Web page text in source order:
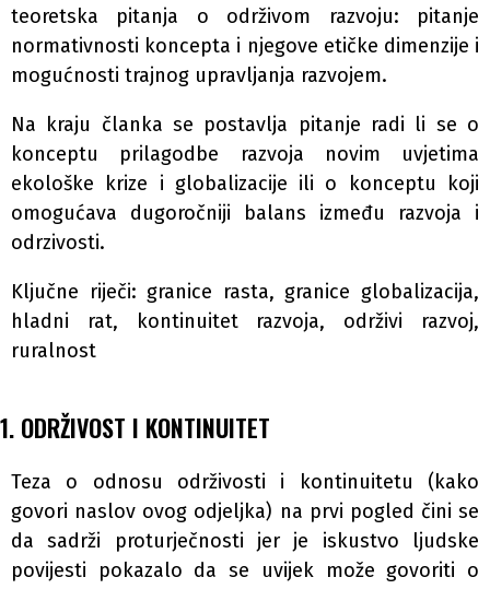
teoretska pitanja o održivom razvoju: pitanje
normativnosti koncepta i njegove etičke dimenzije i
mogućnosti trajnog upravljanja razvojem.
Na kraju članka se postavlja pitanje radi li se o
konceptu prilagodbe razvoja novim uvjetima
ekološke krize i globalizacije ili o konceptu koji
omogućava dugoročniji balans između razvoja i
odrzivosti.
Ključne riječi: granice rasta, granice globalizacija,
hladni rat, kontinuitet razvoja, održivi razvoj,
ruralnost
1. ODRŽIVOST I KONTINUITET
Teza o odnosu održivosti i kontinuitetu (kako
govori naslov ovog odjeljka) na prvi pogled čini se
da sadrži proturječnosti jer je iskustvo ljudske
povijesti pokazalo da se uvijek može govoriti o